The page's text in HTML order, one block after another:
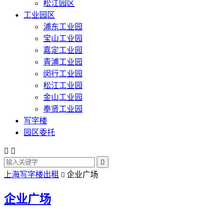
松江园区
工业园区
浦东工业园
宝山工业园
嘉定工业园
青浦工业园
闵行工业园
松江工业园
金山工业园
奉贤工业园
写字楼
园区委托
 

上海写字楼出租  企业广场
企业广场